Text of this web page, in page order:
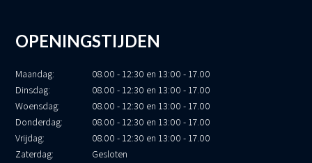
OPENINGSTIJDEN
Maandag:
08.00 - 12:30 en 13:00 - 17.00
Dinsdag:
08.00 - 12:30 en 13:00 - 17.00
Woensdag:
08.00 - 12:30 en 13:00 - 17.00
Donderdag:
08.00 - 12:30 en 13:00 - 17.00
Vrijdag:
08.00 - 12:30 en 13:00 - 17.00
Zaterdag:
Gesloten